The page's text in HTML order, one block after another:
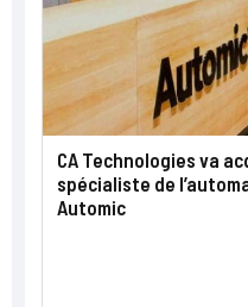
CA Technologies va
spécialiste de
Automic